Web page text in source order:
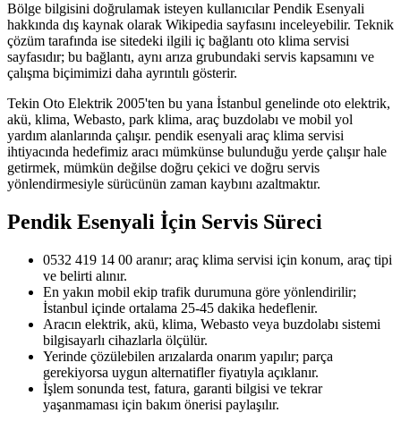
Bölge bilgisini doğrulamak isteyen kullanıcılar Pendik Esenyali
hakkında dış kaynak olarak Wikipedia sayfasını inceleyebilir. Teknik
çözüm tarafında ise sitedeki ilgili iç bağlantı oto klima servisi
sayfasıdır; bu bağlantı, aynı arıza grubundaki servis kapsamını ve
çalışma biçimimizi daha ayrıntılı gösterir.
Tekin Oto Elektrik 2005'ten bu yana İstanbul genelinde oto elektrik,
akü, klima, Webasto, park klima, araç buzdolabı ve mobil yol
yardım alanlarında çalışır. pendik esenyali araç klima servisi
ihtiyacında hedefimiz aracı mümkünse bulunduğu yerde çalışır hale
getirmek, mümkün değilse doğru çekici ve doğru servis
yönlendirmesiyle sürücünün zaman kaybını azaltmaktır.
Pendik Esenyali İçin Servis Süreci
0532 419 14 00 aranır; araç klima servisi için konum, araç tipi
ve belirti alınır.
En yakın mobil ekip trafik durumuna göre yönlendirilir;
İstanbul içinde ortalama 25-45 dakika hedeflenir.
Aracın elektrik, akü, klima, Webasto veya buzdolabı sistemi
bilgisayarlı cihazlarla ölçülür.
Yerinde çözülebilen arızalarda onarım yapılır; parça
gerekiyorsa uygun alternatifler fiyatıyla açıklanır.
İşlem sonunda test, fatura, garanti bilgisi ve tekrar
yaşanmaması için bakım önerisi paylaşılır.